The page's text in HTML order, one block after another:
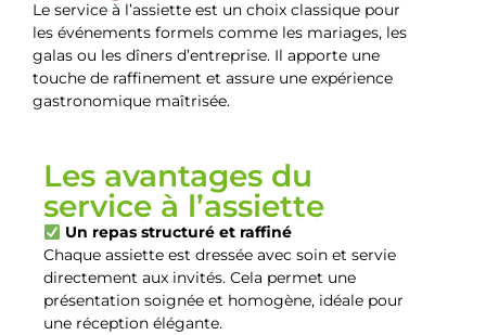
Le service à l’assiette est un choix classique pour
les événements formels comme les mariages, les
galas ou les dîners d’entreprise. Il apporte une
touche de raffinement et assure une expérience
gastronomique maîtrisée.
Les avantages du
service à l’assiette
Un repas structuré et raffiné
Chaque assiette est dressée avec soin et servie
directement aux invités. Cela permet une
présentation soignée et homogène, idéale pour
une réception élégante.